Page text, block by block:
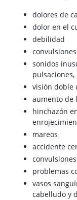
dolores de
dolor en el
debilidad
convulsiones
sonidos
visión doble
aumento de
hinchazón
mareos
accidente
convulsiones
problemas
vasos
cabelludo y